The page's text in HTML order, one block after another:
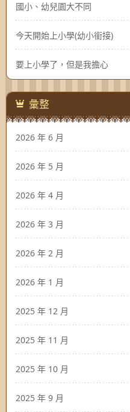
國小、幼兒園大不同
今天開始上小學(幼小銜接)
要上小學了，但是我擔心
彙整
2026 年 6 月
2026 年 5 月
2026 年 4 月
2026 年 3 月
2026 年 2 月
2026 年 1 月
2025 年 12 月
2025 年 11 月
2025 年 10 月
2025 年 9 月